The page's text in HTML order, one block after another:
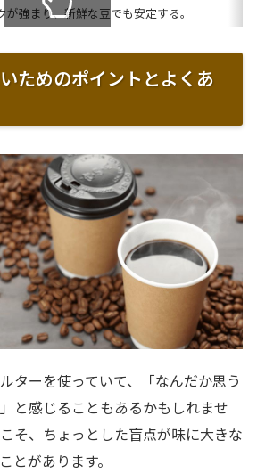
が強まり、新鮮な豆でも安定する。
スクロールできます
ためのポイントとよくあ
ターを使っていて、「なんだか思う
と感じることもあるかもしれませ
そ、ちょっとした盲点が味に大きな
とがあります。